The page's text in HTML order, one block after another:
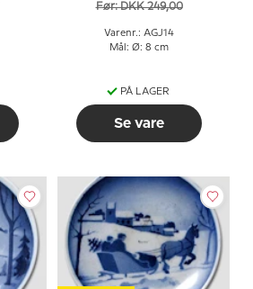
Før: DKK 249,00
Varenr.: AGJ14
Mål: Ø: 8 cm
PÅ LAGER
Se vare